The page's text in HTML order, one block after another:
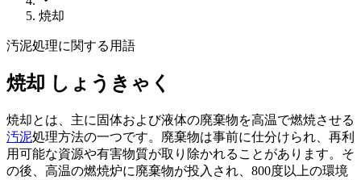
焼却
汚泥処理に関する用語
焼却 しょうきゃく
焼却とは、主に固体および液体の廃棄物を高温で燃焼させる
汚泥処理方法の一つです。廃棄物は事前に仕分けられ、再利
用可能な資源や有害物質が取り除かれることがあります。そ
の後、高温の燃焼炉に廃棄物が投入され、800度以上の環境